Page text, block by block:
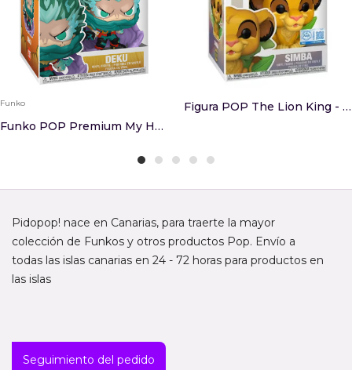
Funko
Funko POP Premium My Hero Academia Deku 2157
Figura POP The Lion King - Simba Special Editio...
Pidopop! nace en Canarias, para traerte la mayor
colección de Funkos y otros productos Pop. Envío a
todas las islas canarias en 24 - 72 horas para productos en
las islas
Seguimiento del pedido